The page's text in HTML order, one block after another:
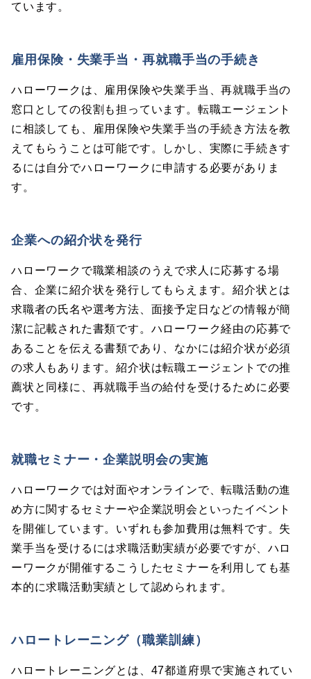
ています。
雇用保険・失業手当・再就職手当の手続き
ハローワークは、雇用保険や失業手当、再就職手当の
窓口としての役割も担っています。転職エージェント
に相談しても、雇用保険や失業手当の手続き方法を教
えてもらうことは可能です。しかし、実際に手続きす
るには自分でハローワークに申請する必要がありま
す。
企業への紹介状を発行
ハローワークで職業相談のうえで求人に応募する場
合、企業に紹介状を発行してもらえます。紹介状とは
求職者の氏名や選考方法、面接予定日などの情報が簡
潔に記載された書類です。ハローワーク経由の応募で
あることを伝える書類であり、なかには紹介状が必須
の求人もあります。紹介状は転職エージェントでの推
薦状と同様に、再就職手当の給付を受けるために必要
です。
就職セミナー・企業説明会の実施
ハローワークでは対面やオンラインで、転職活動の進
め方に関するセミナーや企業説明会といったイベント
を開催しています。いずれも参加費用は無料です。失
業手当を受けるには求職活動実績が必要ですが、ハロ
ーワークが開催するこうしたセミナーを利用しても基
本的に求職活動実績として認められます。
ハロートレーニング（職業訓練）
ハロートレーニングとは、47都道府県で実施されてい